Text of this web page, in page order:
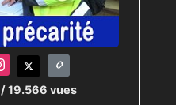
/ 19.566 vues